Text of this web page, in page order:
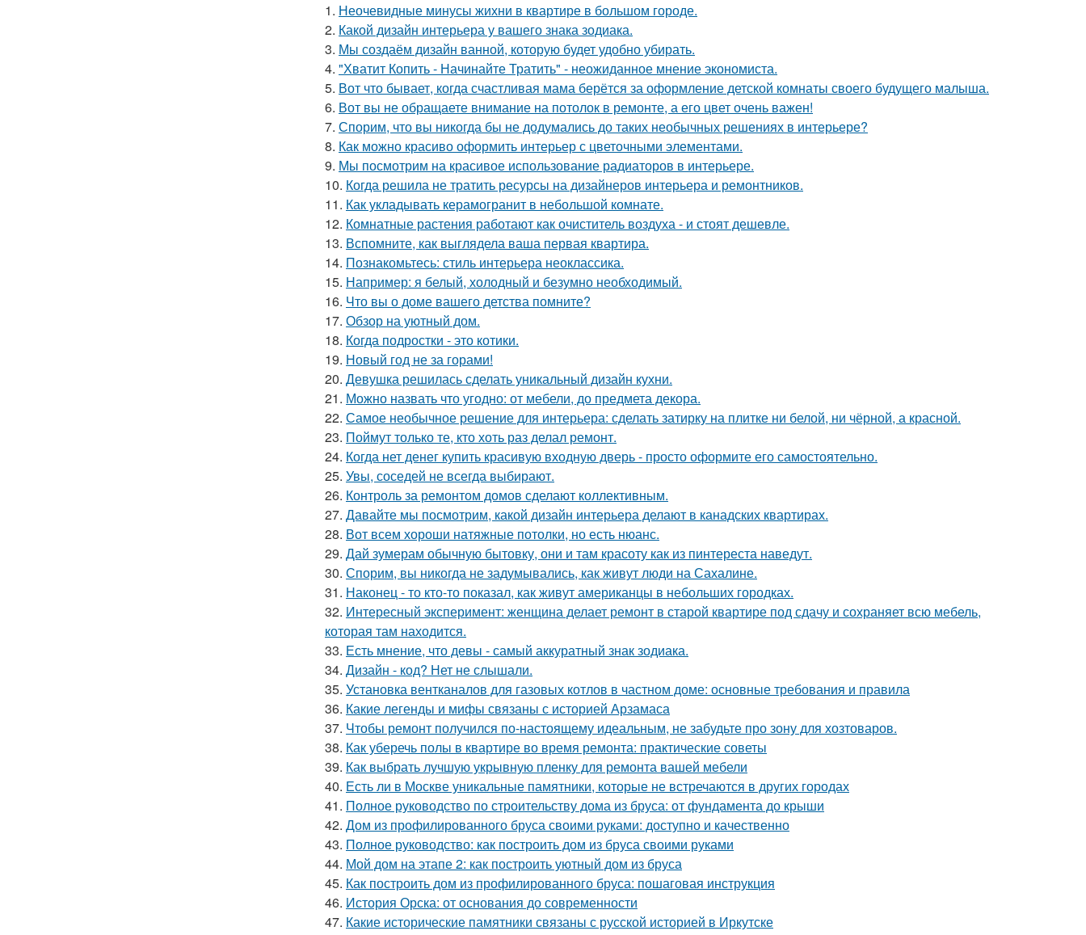
1. Неочевидные минусы жихни в квартире в большом городе.
2. Какой дизайн интерьера у вашего знака зодиака.
3. Мы создаём дизайн ванной, которую будет удобно убирать.
4. "Хватит Копить - Начинайте Тратить" - неожиданное мнение экономиста.
5. Вот что бывает, когда счастливая мама берётся за оформление детской комнаты своего будущего малыша.
6. Вот вы не обращаете внимание на потолок в ремонте, а его цвет очень важен!
7. Спорим, что вы никогда бы не додумались до таких необычных решениях в интерьере?
8. Как можно красиво оформить интерьер с цветочными элементами.
9. Мы посмотрим на красивое использование радиаторов в интерьере.
10. Когда решила не тратить ресурсы на дизайнеров интерьера и ремонтников.
11. Как укладывать керамогранит в небольшой комнате.
12. Комнатные растения работают как очиститель воздуха - и стоят дешевле.
13. Вспомните, как выглядела ваша первая квартира.
14. Познакомьтесь: стиль интерьера неоклассика.
15. Например: я белый, холодный и безумно необходимый.
16. Что вы о доме вашего детства помните?
17. Обзор на уютный дом.
18. Когда подростки - это котики.
19. Новый год не за горами!
20. Девушка решилась сделать уникальный дизайн кухни.
21. Можно назвать что угодно: от мебели, до предмета декора.
22. Самое необычное решение для интерьера: сделать затирку на плитке ни белой, ни чёрной, а красной.
23. Поймут только те, кто хоть раз делал ремонт.
24. Когда нет денег купить красивую входную дверь - просто оформите его самостоятельно.
25. Увы, соседей не всегда выбирают.
26. Контроль за ремонтом домов сделают коллективным.
27. Давайте мы посмотрим, какой дизайн интерьера делают в канадских квартирах.
28. Вот всем хороши натяжные потолки, но есть нюанс.
29. Дай зумерам обычную бытовку, они и там красоту как из пинтереста наведут.
30. Спорим, вы никогда не задумывались, как живут люди на Сахалине.
31. Наконец - то кто-то показал, как живут американцы в небольших городках.
32. Интересный эксперимент: женщина делает ремонт в старой квартире под сдачу и сохраняет всю мебель,
которая там находится.
33. Есть мнение, что девы - самый аккуратный знак зодиака.
34. Дизайн - код? Нет не слышали.
35. Установка вентканалов для газовых котлов в частном доме: основные требования и правила
36. Какие легенды и мифы связаны с историей Арзамаса
37. Чтобы ремонт получился по-настоящему идеальным, не забудьте про зону для хозтоваров.
38. Как уберечь полы в квартире во время ремонта: практические советы
39. Как выбрать лучшую укрывную пленку для ремонта вашей мебели
40. Есть ли в Москве уникальные памятники, которые не встречаются в других городах
41. Полное руководство по строительству дома из бруса: от фундамента до крыши
42. Дом из профилированного бруса своими руками: доступно и качественно
43. Полное руководство: как построить дом из бруса своими руками
44. Мой дом на этапе 2: как построить уютный дом из бруса
45. Как построить дом из профилированного бруса: пошаговая инструкция
46. История Орска: от основания до современности
47. Какие исторические памятники связаны с русской историей в Иркутске